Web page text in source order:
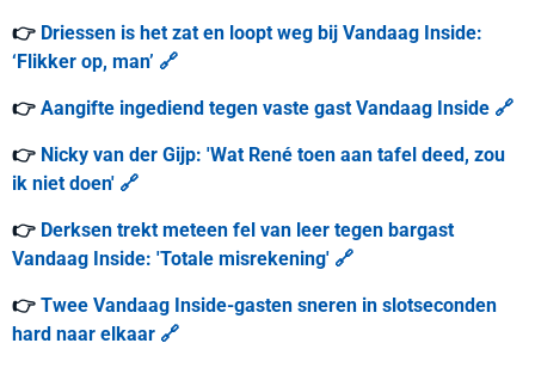
👉 Driessen is het zat en loopt weg bij Vandaag Inside:
‘Flikker op, man’ 🔗
👉 Aangifte ingediend tegen vaste gast Vandaag Inside 🔗
👉 Nicky van der Gijp: 'Wat René toen aan tafel deed, zou
ik niet doen' 🔗
👉 Derksen trekt meteen fel van leer tegen bargast
Vandaag Inside: 'Totale misrekening' 🔗
👉 Twee Vandaag Inside-gasten sneren in slotseconden
hard naar elkaar 🔗